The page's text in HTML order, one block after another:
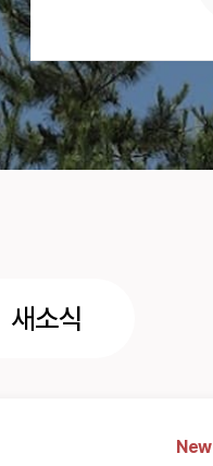
새소식
New